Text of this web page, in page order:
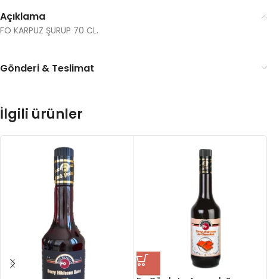
Açıklama
FO KARPUZ ŞURUP 70 CL.
Gönderi & Teslimat
İlgili ürünler